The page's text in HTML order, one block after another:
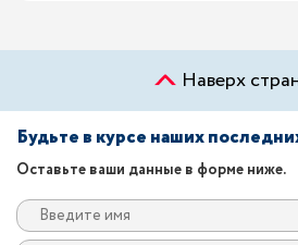
Наверх
Будьте в курсе наших
Оставьте ваши данные в форме ниже.